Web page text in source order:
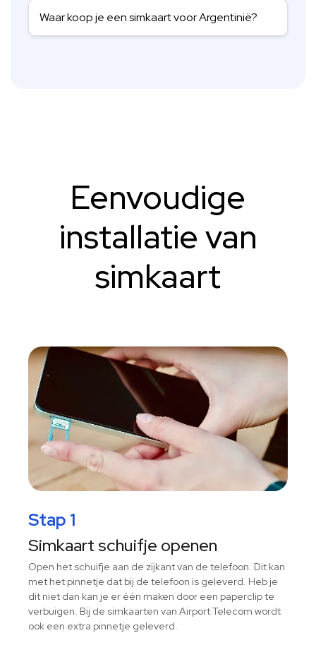
Waar koop je een simkaart voor Argentinië?
Eenvoudige
installatie van
simkaart
Stap 1
Simkaart schuifje openen
Open het schuifje aan de zijkant van de telefoon. Dit kan
met het pinnetje dat bij de telefoon is geleverd. Heb je
dit niet dan kan je er één maken door een paperclip te
verbuigen. Bij de simkaarten van Airport Telecom wordt
ook een extra pinnetje geleverd.